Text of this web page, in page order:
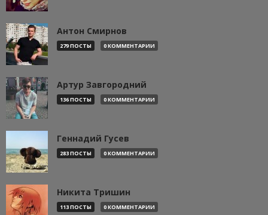
Антон Смирнов
279 ПОСТЫ 0 КОММЕНТАРИИ
Артур Завгородний
136 ПОСТЫ 0 КОММЕНТАРИИ
Геннадий Гусев
283 ПОСТЫ 0 КОММЕНТАРИИ
Никита Тришин
113 ПОСТЫ 0 КОММЕНТАРИИ